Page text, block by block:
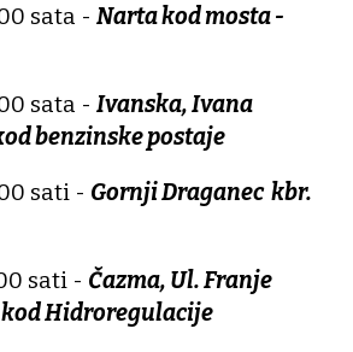
sata - Narta kod mosta -
sata - Ivanska, Ivana
benzinske postaje
sati - Gornji Draganec kbr.
sati - Čazma, Ul. Franje
kod Hidroregulacije